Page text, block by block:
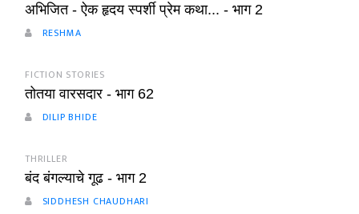
अभिजित - ऐक हृदय स्पर्शी प्रेम कथा... - भाग 2
RESHMA
FICTION STORIES
तोतया वारसदार - भाग 62
DILIP BHIDE
THRILLER
बंद बंगल्याचे गूढ - भाग 2
SIDDHESH CHAUDHARI